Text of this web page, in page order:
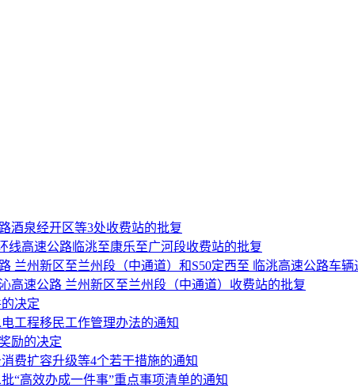
酒泉经开区等3处收费站的批复
线高速公路临洮至康乐至广河段收费站的批复
兰州新区至兰州段（中通道）和S50定西至 临洮高速公路车
高速公路 兰州新区至兰州段（中通道）收费站的批复
决定
工程移民工作管理办法的通知
励的决定
费扩容升级等4个若干措施的通知
“高效办成一件事”重点事项清单的通知